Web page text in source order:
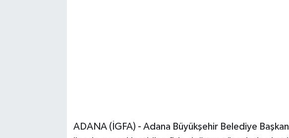
ADANA (İGFA) - Adana Büyükşehir Belediye